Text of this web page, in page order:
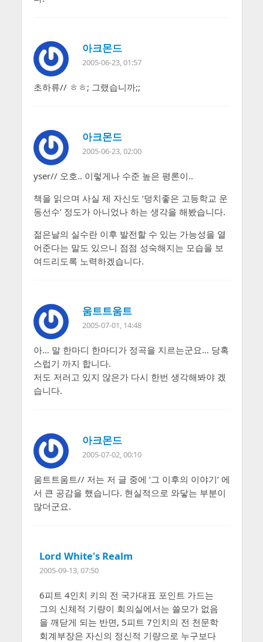
아크몬드
2005-06-23, 01:57
초하류// ㅎㅎ; 그랬습니까;;
아크몬드
2005-06-23, 02:00
yser// 오호.. 이렇게나 수준 높은 평론이..
책을 읽으며 사실 제 자신도 ‘덩치좋은 고등학교 운
동선수’ 정도가 아니었나 하는 생각을 해봤습니다.
젊은날의 실수란 이후 발전할 수 있는 가능성을 열
어준다는 말도 있으니 점점 성숙해지는 모습을 보
여드리도록 노력하겠습니다.
움트트움트
2005-07-01, 14:48
아… 말 한마디 한마디가 정곡을 지르는군요… 당혹
스럽기 까지 합니다.
저도 저러고 있지 않은가 다시 한번 생각해봐야 겠
습니다.
아크몬드
2005-07-02, 00:10
움트트움트// 저는 저 글 중에 ‘그 이후의 이야기’ 에
서 큰 공감을 했습니다. 현실적으로 와닿는 부분이
많더군요.
Lord White's Realm
2005-09-13, 07:50
6피트 4인치 키의 전 국가대표 포인트 가드는
그의 신체적 기량이 회의실에서는 쓸모가 없음
을 깨닫게 되는 반면, 5피트 7인치의 전 천문학
회계부장은 자신의 정신적 기량으로 누구보다